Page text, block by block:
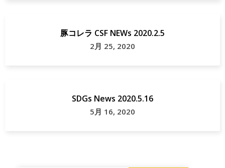
豚コレラ CSF NEWs 2020.2.5
2月 25, 2020
SDGs News 2020.5.16
5月 16, 2020